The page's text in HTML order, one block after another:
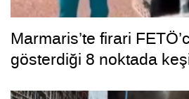
Marmaris’te firari
gösterdiği 8 noktada